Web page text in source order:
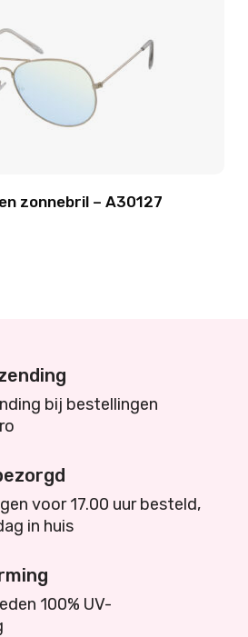
zonnebril – A30127
bij bestellingen
voor 17.00 uur besteld,
in huis
100% UV-